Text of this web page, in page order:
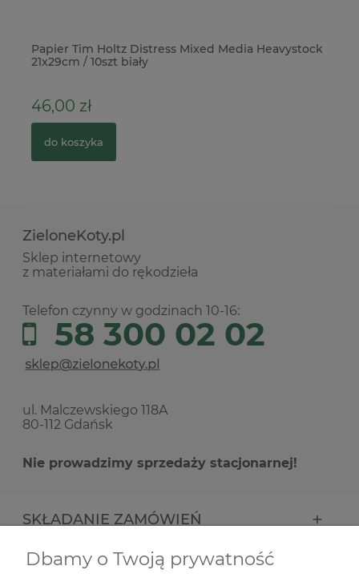
Papier Tim Holtz Distress Mixed Media Heavystock
21x29cm / 10szt biały
46,00 zł
do koszyka
ZieloneKoty.pl
Sklep internetowy
z materiałami do rękodzieła
Telefon czynny w godzinach 10-16:
58 300 02 02
ul. Malczewskiego 118A
80-112 Gdańsk
Nie prowadzimy sprzedaży stacjonarnej!
SKŁADANIE ZAMÓWIEŃ
INFORMACJE
Dbamy o Twoją prywatność